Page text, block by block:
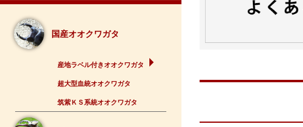
国産オオクワガタ
産地ラベル付きオオクワガタ
超大型血統オオクワガタ
筑紫ＫＳ系統オオクワガタ